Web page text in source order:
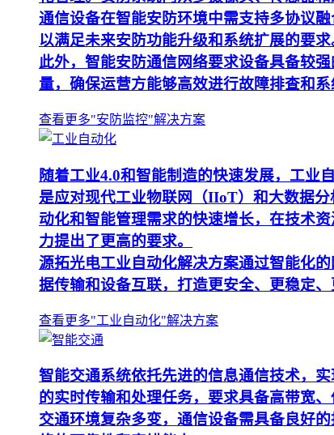
通信设备在智能安防环境中需支持多协议
以满足未来安防功能升级和系统扩展的要求
此外，智能安防通信网络要求设备具备较
量，确保运营方能够高效进行故障排查和系
查看更多"安防监控"解决方案
随着工业4.0和智能制造的快速发展，工业
是应对现代工业物联网（IIoT）和大数据
动化和智能管理需求的快速增长，在技术
力提出了更高的要求。
源拓光电工业自动化解决方案通过智能化
据传输和设备互联，打造更安全、更稳定
查看更多"工业自动化"解决方案
智能交通系统依托先进的信息通信技术，
的实时传输和处理任务，要求具备高带宽
交通环境复杂多变，通信设备需具备良好